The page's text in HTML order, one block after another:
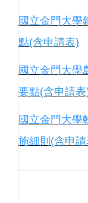
國立金門大學
點(含申請表)
國立金門大學
要點(含申請表
國立金門大學
施細則 (含申